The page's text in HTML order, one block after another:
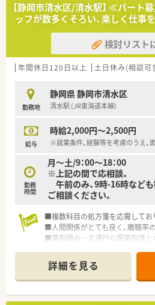
【静岡市清水区/清水駅】 ≪パー
ッフが数多くそろい、楽しく仕事
検討リスト
年間休日120日以上 土日休み(相談可
勤務地
静岡県 静岡市清水区
清水駅 (JR東海道本線)
給与
時給2,000円～2,500円
※就業条件、経験等を考慮のうえ、
勤務
時間
月～土/9：00～18：00
※上記の間で応相談。
午前のみ、9時-16時なども
ご相談ください。
■複数科目の処方箋を応需してお
■人間関係がとても良く、離職率
■薬剤師の一方通行な服薬指導と
詳細を見る